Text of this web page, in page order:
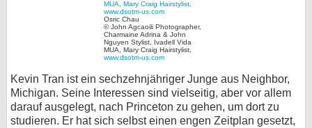
Osric Chau
© John Agcaoili Photographer,
Charmaine Adrina & John
Nguyen Stylist, Ivadell Vida
MUA, Mary Craig Hairstylist,
www.dsotm-us.com
Kevin Tran ist ein sechzehnjähriger Junge aus Neighbor,
Michigan. Seine Interessen sind vielseitig, aber vor allem
darauf ausgelegt, nach Princeton zu gehen, um dort zu
studieren. Er hat sich selbst einen engen Zeitplan gesetzt,
Specials
SERVICE
Gewinnspiele
Forum
bei X